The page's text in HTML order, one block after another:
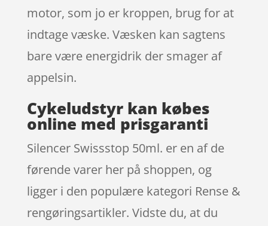
motor, som jo er kroppen, brug for at
indtage væske. Væsken kan sagtens
bare være energidrik der smager af
appelsin.
Cykeludstyr kan købes
online med prisgaranti
Silencer Swissstop 50ml. er en af de
førende varer her på shoppen, og
ligger i den populære kategori Rense &
rengøringsartikler. Vidste du, at du